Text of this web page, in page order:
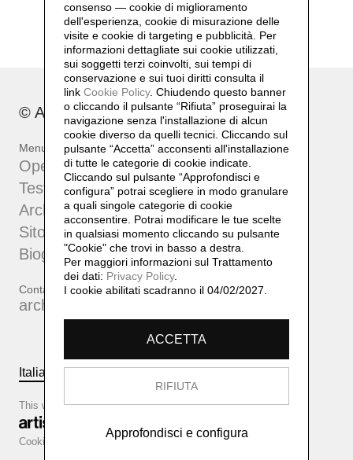
© Archivio Bruno Di Bello 2023
Menu
Opere
Testi e approfondimenti
Archivio
Sito dell'artista
Biografia
Contatti
archiviobrunodibello@gmail.com
Italiano English
Cookie configurator Cookie policy Privacy policy
This website is based on
consenso — cookie di miglioramento
dell'esperienza, cookie di misurazione delle
visite e cookie di targeting e pubblicità. Per
informazioni dettagliate sui cookie utilizzati,
sui soggetti terzi coinvolti, sui tempi di
conservazione e sui tuoi diritti consulta il
link Cookie Policy. Chiudendo questo banner
o cliccando il pulsante “Rifiuta” proseguirai la
navigazione senza l'installazione di alcun
cookie diverso da quelli tecnici. Cliccando sul
pulsante “Accetta” acconsenti all'installazione
di tutte le categorie di cookie indicate.
Cliccando sul pulsante “Approfondisci e
configura” potrai scegliere in modo granulare
a quali singole categorie di cookie
acconsentire. Potrai modificare le tue scelte
in qualsiasi momento cliccando su pulsante
"Cookie" che trovi in basso a destra.
Per maggiori informazioni sul Trattamento
dei dati: Privacy Policy.
I cookie abilitati scadranno il 04/02/2027.
ACCETTA
RIFIUTA
Approfondisci e configura